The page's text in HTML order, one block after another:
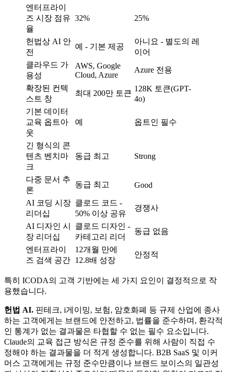
엔터프라이
즈 시장 점유
율
32% 25%
헌법상 AI 안
전
예 - 기본 제공
아니요 - 별도의 레
이어
클라우드 가
용성
AWS, Google
Cloud, Azure
Azure 전용
확장된 컨텍
스트 창
최대 200만 토큰
128K 토큰(GPT-
4o)
기본 데이터
교육 옵트아
웃
예 옵트인 필수
긴 형식의 콘
텐츠 벤치마
크
동급 최고 Strong
다중 문서 추
론
동급 최고 Good
AI 코딩 시장
리더십
클로드 코드 -
50% 이상 공유
경쟁사
AI 디자인 시
장 리더십
클로드 디자인 -
카테고리 리더
동급 없음
엔터프라이
즈 검색 공간
12개월 만에
12.8배 성장
안정적
특히 ICODA의 고객 기반에는 세 가지 요인이 결정적으로 작
용했습니다.
헌법 AI. 핀테크, i게이밍, 보험, 암호화폐 등 규제 산업에 종사
하는 고객에게는 브랜드에 안전하고, 법률을 준수하며, 환각적
인 통계가 없는 결과물은 타협할 수 없는 필수 요소입니다.
Claude의 교육 접근 방식은 규정 준수를 위해 사람이 직접 수
정해야 하는 결과물을 더 적게 생성합니다. B2B SaaS 및 이커
머스 고객에게는 규정 준수만큼이나 브랜드 보이스의 일관성